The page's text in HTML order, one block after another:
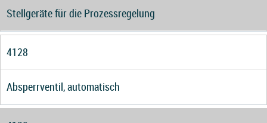
Stellgeräte für die Prozessregelung
4128
Absperrventil, automatisch